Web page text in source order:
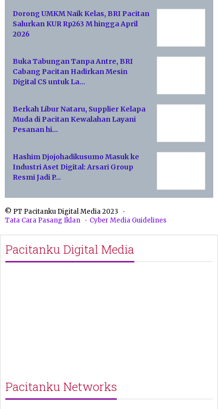
Dorong UMKM Naik Kelas, BRI Pacitan
Salurkan KUR Rp263 M hingga April
2026
Buka Tabungan Tanpa Antre, BRI
Cabang Pacitan Hadirkan Mesin
Digital CS untuk La…
Berkah Libur Nataru, Supplier Kelapa
Muda di Pacitan Kewalahan Layani
Pesanan hi…
Hashim Djojohadikusumo Masuk ke
Industri Aset Digital: Arsari Group
Resmi Jadi P…
© PT Pacitanku Digital Media 2023
Tata Cara Pasang Iklan
Cyber Media Guidelines
Pacitanku Digital Media
Pacitanku Networks